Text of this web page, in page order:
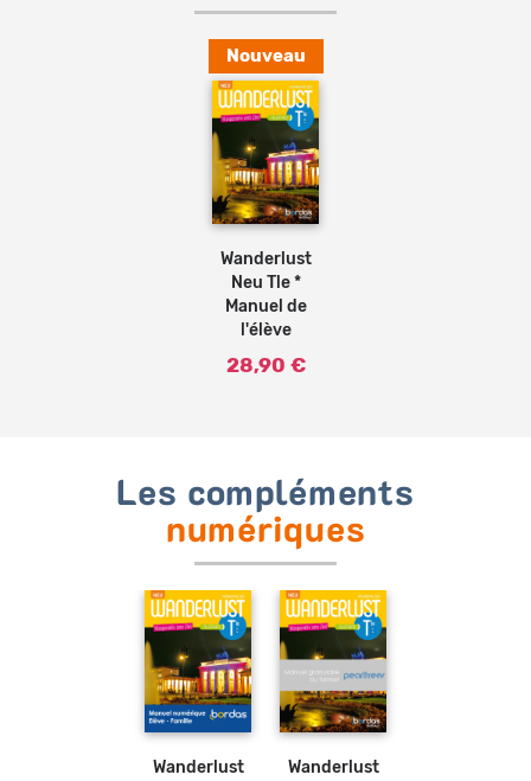
Nouveau
Ajouter
au
Wanderlust
Neu Tle *
Manuel de
l'élève
28,90 €
Les compléments
numériques
Wanderlust
Wanderlust